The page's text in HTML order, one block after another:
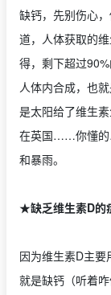
缺钙，先别伤心
道，人体获取的
得，剩下超过
人体内合成，也
是太阳给了维生
在英国……你懂
和暴雨。
★缺乏维生素D的
因为维生素D主
就是缺钙（听着